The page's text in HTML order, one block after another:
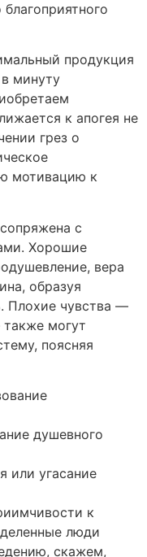
продукция
минуту
к апогея не
грез о
мотивацию к
с
Хорошие
вера
образуя
Плохие чувства —
могут
поясняя
душевного
или угасание
к
люди
скажем,